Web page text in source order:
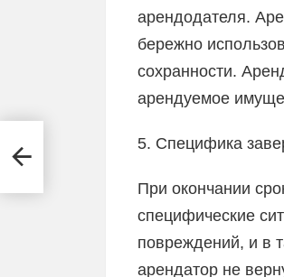
арендодателя.
бережно
сохранности.
арендуемое
5. Специфика
При окончании
специфические
повреждений, и в
арендатор не